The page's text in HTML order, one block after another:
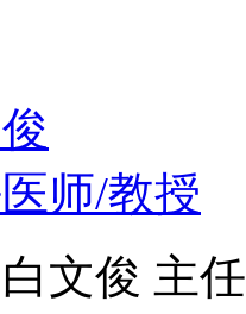
师/教授
俊 主任